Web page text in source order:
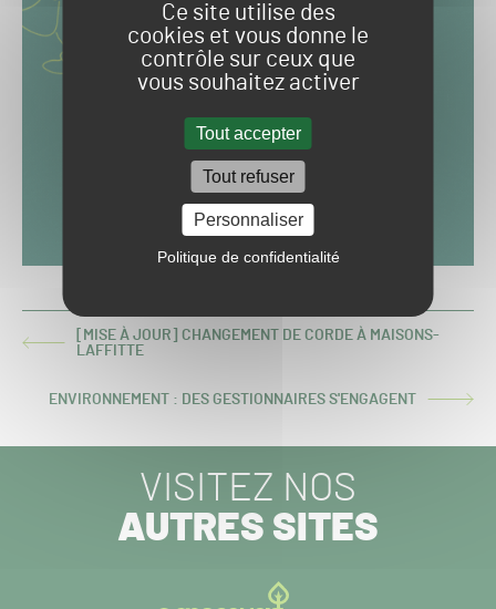
Ce site utilise des
cookies et vous donne le
contrôle sur ceux que
vous souhaitez activer
Tout accepter
Tout refuser
Personnaliser
Politique de confidentialité
ARTICLE
[MISE À JOUR] CHANGEMENT DE CORDE À MAISONS-
LAFFITTE
ARTICLE
ENVIRONNEMENT : DES GESTIONNAIRES S'ENGAGENT
VISITEZ NOS
AUTRES SITES